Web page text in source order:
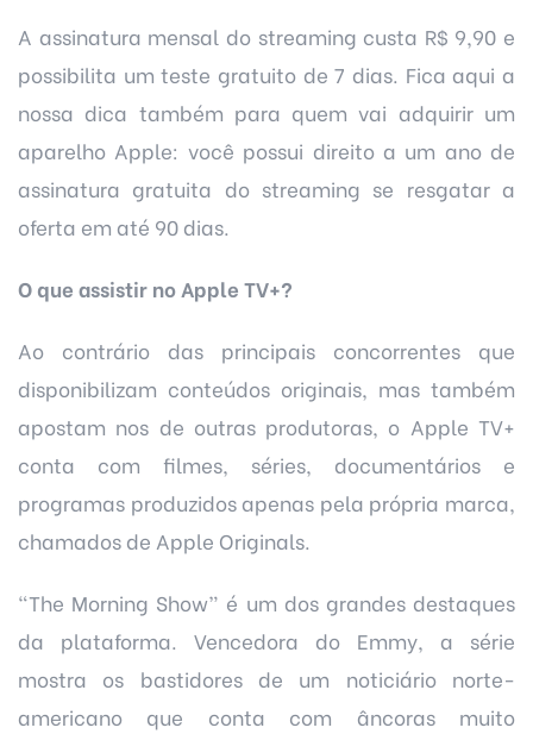
A assinatura mensal do streaming custa R$ 9,90 e
possibilita um teste gratuito de 7 dias. Fica aqui a
nossa dica também para quem vai adquirir um
aparelho Apple: você possui direito a um ano de
assinatura gratuita do streaming se resgatar a
oferta em até 90 dias.
O que assistir no Apple TV+?
Ao contrário das principais concorrentes que
disponibilizam conteúdos originais, mas também
apostam nos de outras produtoras, o Apple TV+
conta com filmes, séries, documentários e
programas produzidos apenas pela própria marca,
chamados de Apple Originals.
“The Morning Show” é um dos grandes destaques
da plataforma. Vencedora do Emmy, a série
mostra os bastidores de um noticiário norte-
americano que conta com âncoras muito